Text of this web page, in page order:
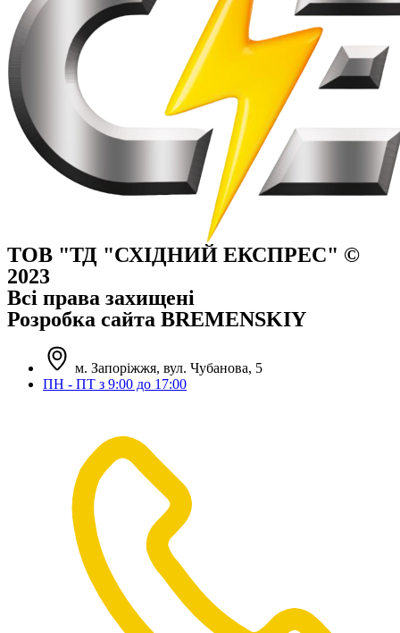
ТОВ "ТД "СХІДНИЙ ЕКСПРЕС" ©
2023
Всі права захищені
Розробка сайта BREMENSKIY
м. Запоріжжя, вул. Чубанова, 5
ПН - ПТ з 9:00 до 17:00